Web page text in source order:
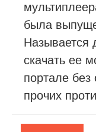
была
Называется
скачать ее
портале без
прочих